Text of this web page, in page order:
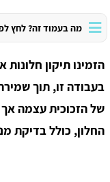
מה בעמוד זה? לחץ
הזמינו תיקון
בעבודה זו, תוך
של הזכוכית עצמה
החלון, כולל בדיקת